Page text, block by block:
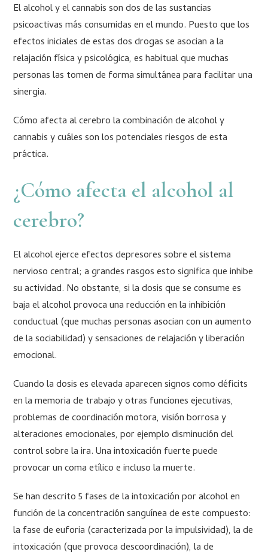
El alcohol y el cannabis son dos de las sustancias
psicoactivas más consumidas en el mundo. Puesto que los
efectos iniciales de estas dos drogas se asocian a la
relajación física y psicológica, es habitual que muchas
personas las tomen de forma simultánea para facilitar una
sinergia.
Cómo afecta al cerebro la combinación de alcohol y
cannabis y cuáles son los potenciales riesgos de esta
práctica.
¿Cómo afecta el alcohol al
cerebro?
El alcohol ejerce efectos depresores sobre el sistema
nervioso central; a grandes rasgos esto significa que inhibe
su actividad. No obstante, si la dosis que se consume es
baja el alcohol provoca una reducción en la inhibición
conductual (que muchas personas asocian con un aumento
de la sociabilidad) y sensaciones de relajación y liberación
emocional.
Cuando la dosis es elevada aparecen signos como déficits
en la memoria de trabajo y otras funciones ejecutivas,
problemas de coordinación motora, visión borrosa y
alteraciones emocionales, por ejemplo disminución del
control sobre la ira. Una intoxicación fuerte puede
provocar un coma etílico e incluso la muerte.
Se han descrito 5 fases de la intoxicación por alcohol en
función de la concentración sanguínea de este compuesto:
la fase de euforia (caracterizada por la impulsividad), la de
intoxicación (que provoca descoordinación), la de